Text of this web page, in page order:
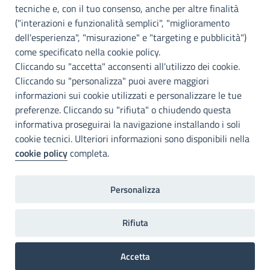
Palermo
INFO E CONTATTI
I nostri canali social
Accessibilità
Città Metropolitana di Palermo si impegna a rendere il proprio sito
web accessibile, conformemente al D.lgs. 10 agosto 2018, n°106
che ha recepito la direttiva UE 2016/2102 del Parlamento euopeo e
del Consiglio.
Dichiarazione di accessibilità
tecniche e, con il tuo consenso, anche per altre finalità
("interazioni e funzionalità semplici", "miglioramento
dell'esperienza", "misurazione" e "targeting e pubblicità")
come specificato nella cookie policy.
Cliccando su "accetta" acconsenti all'utilizzo dei cookie.
Cliccando su "personalizza" puoi avere maggiori
informazioni sui cookie utilizzati e personalizzare le tue
preferenze. Cliccando su "rifiuta" o chiudendo questa
informativa proseguirai la navigazione installando i soli
cookie tecnici. Ulteriori informazioni sono disponibili nella
cookie policycompleta.
Personalizza
Rifiuta
Accetta